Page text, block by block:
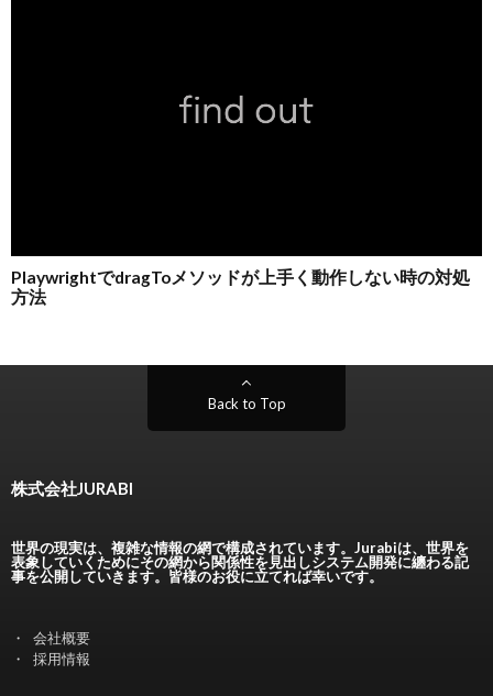
Back to Top
株式会社JURABI
世界の現実は、複雑な情報の網で構成されています。Jurabiは、世界を
表象していくためにその網から関係性を見出しシステム開発に纏わる記
事を公開していきます。皆様のお役に立てれば幸いです。
会社概要
採用情報